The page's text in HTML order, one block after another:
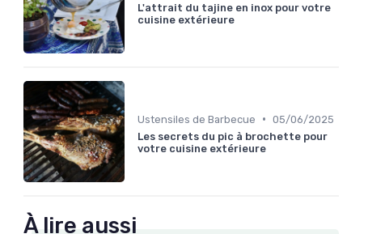
L'attrait du tajine en inox pour votre
cuisine extérieure
Ustensiles de Barbecue • 05/06/2025
Les secrets du pic à brochette pour
votre cuisine extérieure
À lire aussi